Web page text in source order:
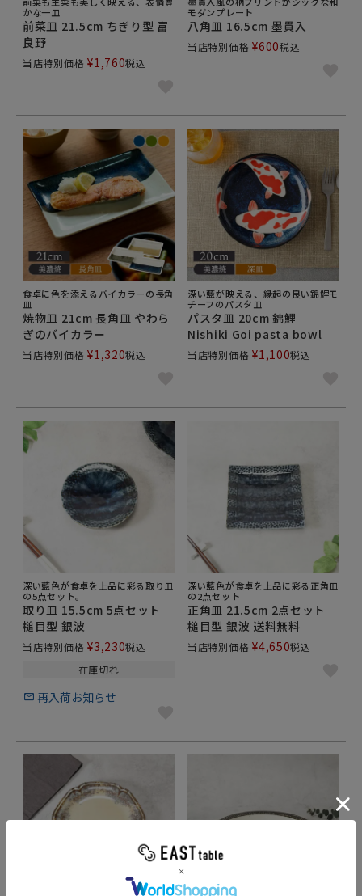
かな一皿
前菜皿 21.5cm ちぎり型 富
良野
当店特別価格 ¥1,760税込
モダンプレート
八角皿 16.5cm 墨貫入
当店特別価格 ¥600税込
食卓に色を添えるバイカラーの長角
皿
焼物皿 21cm 長角皿 やわら
ぎのバイカラー
当店特別価格 ¥1,320税込
深い藍が映える、縁起の良い錦鯉モ
チーフのパスタ皿
パスタ皿 20cm 錦鯉
Nishiki Goi pasta bowl
当店特別価格 ¥1,100税込
深い藍色が食卓を上品に彩る取り皿
の5点セット。
取り皿 15.5cm 5点セット
槌目型 銀波
当店特別価格 ¥3,230税込
在庫切れ
再入荷お知らせ
深い藍色が食卓を上品に彩る正角皿
の2点セット
正角皿 21.5cm 2点セット
槌目型 銀波 送料無料
当店特別価格 ¥4,650税込